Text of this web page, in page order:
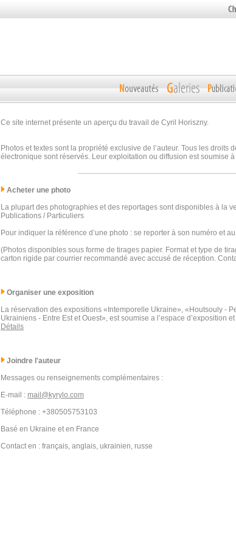
Ce site internet présente un aperçu du travail de Cyril Horiszny.
Photos et textes sont la propriété exclusive de l’auteur. Tous les droits
électronique sont réservés. Leur exploitation ou diffusion est soumise
Acheter une photo
La plupart des photographies et des reportages sont disponibles à la
Publications / Particuliers
Pour indiquer la référence d’une photo : se reporter à son numéro et
(Photos disponibles sous forme de tirages papier. Format et type de
carton rigide par courrier recommandé avec accusé de réception.
Organiser une exposition
La réservation des expositions «Intemporelle Ukraine», «Houtsouly -
Ukrainiens - Entre Est et Ouest», est soumise a l’espace d’exposition
Détails
Joindre l'auteur
Messages ou renseignements complémentaires :
E-mail : mail@kyrylo.com
Téléphone : +380505753103
Basé en Ukraine et en France
Contact en : français, anglais, ukrainien, russe